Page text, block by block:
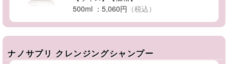
500ml ：5,060円 （税込）
ナノサプリ クレンジングシャンプー